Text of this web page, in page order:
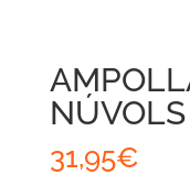
NÚVOLS
31,95€